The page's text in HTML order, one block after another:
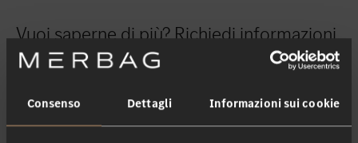
Consenso Dettagli Informazioni sui cookie
Vuoi saperne di più? Richiedi informazioni.
I campi contrassegnati con un * sono obbligatori.